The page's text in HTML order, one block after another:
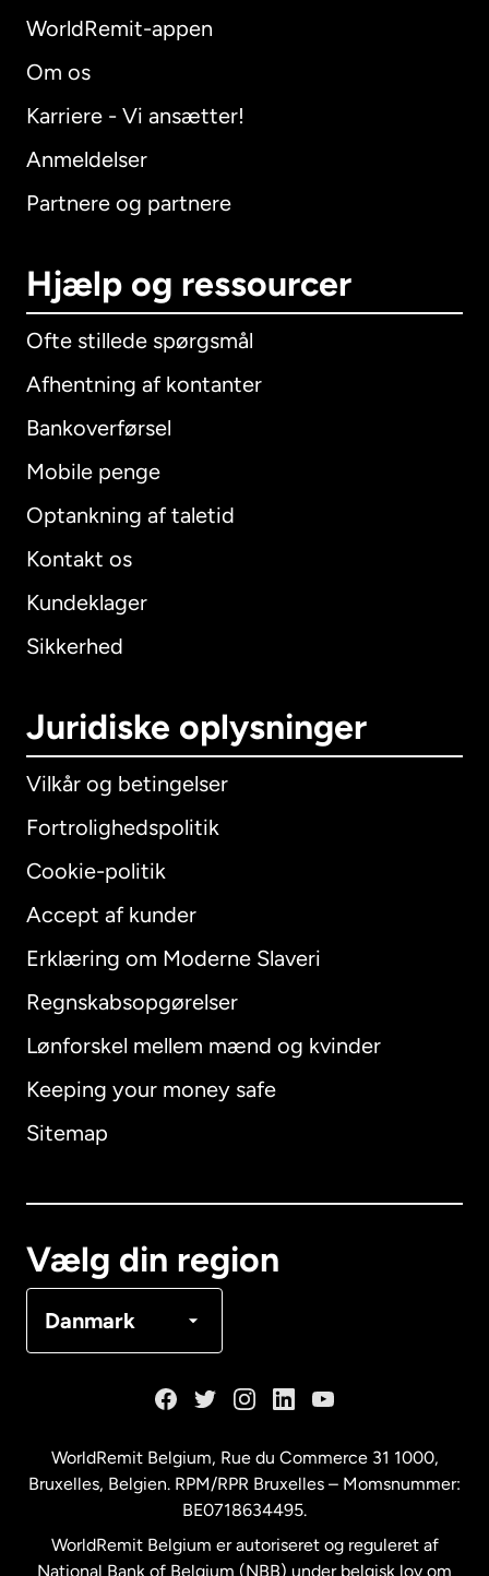
WorldRemit-appen
Om os
Karriere - Vi ansætter!
Anmeldelser
Partnere og partnere
Hjælp og ressourcer
Ofte stillede spørgsmål
Afhentning af kontanter
Bankoverførsel
Mobile penge
Optankning af taletid
Kontakt os
Kundeklager
Sikkerhed
Juridiske oplysninger
Vilkår og betingelser
Fortrolighedspolitik
Cookie-politik
Accept af kunder
Erklæring om Moderne Slaveri
Regnskabsopgørelser
Lønforskel mellem mænd og kvinder
Keeping your money safe
Sitemap
Vælg din region
Danmark
International English
Australien
Malaysia
WorldRemit Belgium, Rue du Commerce 31 1000,
Bruxelles, Belgien. RPM/RPR Bruxelles – Momsnummer:
BE0718634495.
WorldRemit Belgium er autoriseret og reguleret af
National Bank of Belgium (NBB) under belgisk lov om